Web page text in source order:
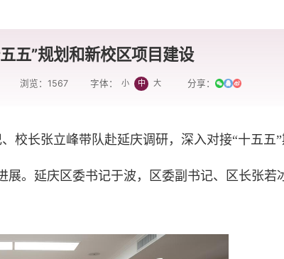
五”规划和新校区项目建设
浏览： 1567 字体： 小 中 大 分享：
校长张立峰带队赴延庆调研，深入对接“十五五
。延庆区委书记于波，区委副书记、区长张若